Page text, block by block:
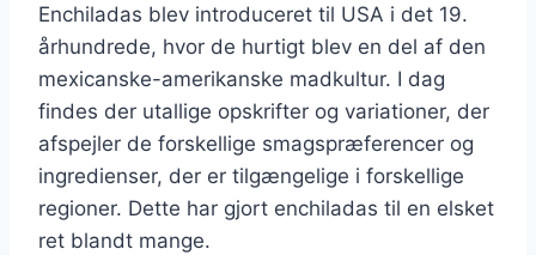
Enchiladas blev introduceret til USA i det 19.
århundrede, hvor de hurtigt blev en del af den
mexicanske-amerikanske madkultur. I dag
findes der utallige opskrifter og variationer, der
afspejler de forskellige smagspræferencer og
ingredienser, der er tilgængelige i forskellige
regioner. Dette har gjort enchiladas til en elsket
ret blandt mange.